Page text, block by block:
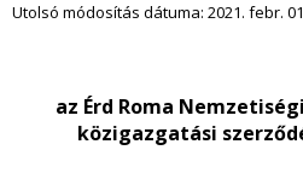
Utolsó módosítás dátuma: 2021. febr.
az Érd Roma Nemzetiségi
közigazgatási